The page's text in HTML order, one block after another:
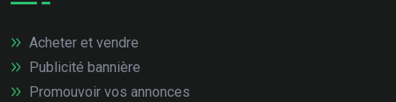
Acheter et vendre
Publicité bannière
Promouvoir vos annonces